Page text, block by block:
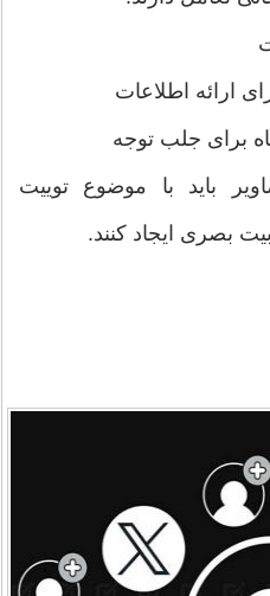
ارائه اطلاعات
برای جلب توجه
باید با موضوع توییت
بصری ایجاد کنند.